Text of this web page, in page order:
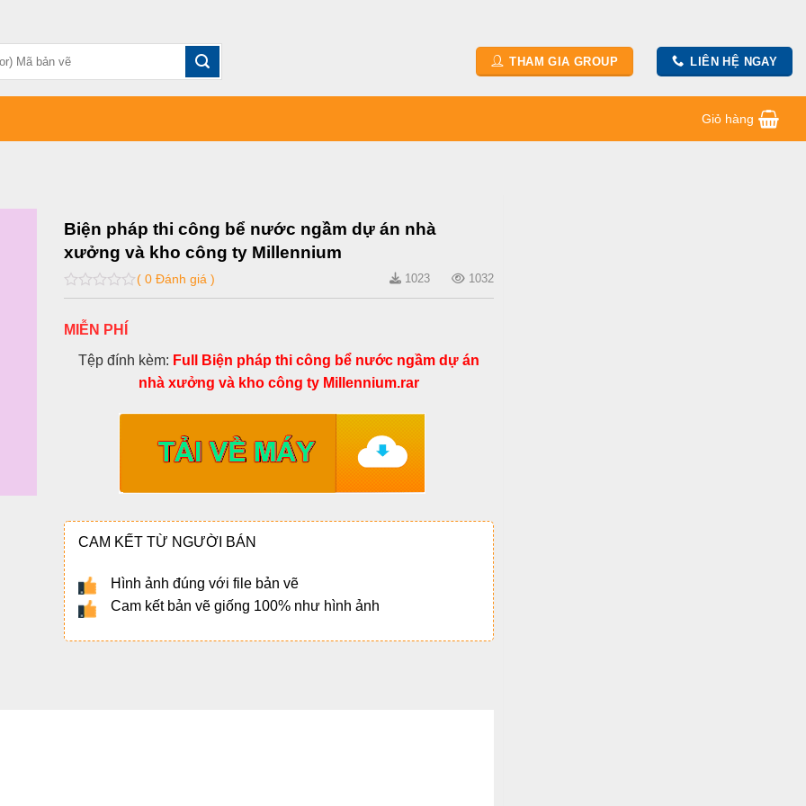
THAM GIA GROUP LIÊN HỆ NGAY
Giỏ hàng
Biện pháp thi công bể nước ngầm dự án nhà
xưởng và kho công ty Millennium
0
of
( 0 Đánh giá ) 1023 1032
MIỄN PHÍ
Tệp đính kèm: Full Biện pháp thi công bể nước ngầm dự án
nhà xưởng và kho công ty Millennium.rar
CAM KẾT TỪ NGƯỜI BÁN
Hình ảnh đúng với file bản vẽ
Cam kết bản vẽ giống 100% như hình ảnh